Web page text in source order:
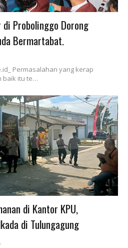
di Probolinggo Dorong
Bermartabat.
Permasalahan yang kerap
baik itu te…
di Kantor KPU,
di Tulungagung